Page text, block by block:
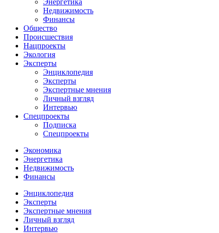
Энергетика
Недвижимость
Финансы
Общество
Происшествия
Нацпроекты
Экология
Эксперты
Энциклопедия
Эксперты
Экспертные мнения
Личный взгляд
Интервью
Спецпроекты
Подписка
Спецпроекты
Экономика
Энергетика
Недвижимость
Финансы
Энциклопедия
Эксперты
Экспертные мнения
Личный взгляд
Интервью